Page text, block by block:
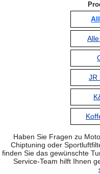
JR
Haben Sie Fragen zu
Chiptuning oder
finden Sie das gewünschte
Service-Team hilft Ihnen